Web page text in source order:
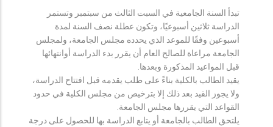
تبدأ السنة الجامعية في السبت الثالث من سبتمبر وتستمر
الدراسة ثلاثين أسبوعيًا، وتكون عطلة نصف السنة لمدة
أسبوعين وفقًا للموعد الذي يحدده مجلس الجامعة، ولمجلس
الجامعة مراعاة للصالح العام أن يقرر بدء الدراسة أوانتهائها
قبل المواعيد المذكورة وبعدها.
يقيد الطالب بالكلية بناءً على طلب يقدمه قبل افتتاح الدراسة،
ولا يجوز القيد بعد ذلك إلا بترخيص من مجلس الكلية في حدود
القواعد التي يقررها مجلس الجامعة.
يلتحق الطالب بالجامعة أو يتابع الدراسة بها للحصول على درجة